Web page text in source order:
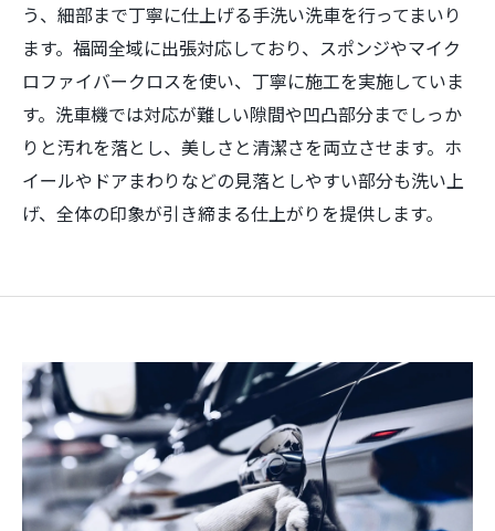
う、細部まで丁寧に仕上げる手洗い洗車を行ってまいり
ます。福岡全域に出張対応しており、スポンジやマイク
ロファイバークロスを使い、丁寧に施工を実施していま
す。洗車機では対応が難しい隙間や凹凸部分までしっか
りと汚れを落とし、美しさと清潔さを両立させます。ホ
イールやドアまわりなどの見落としやすい部分も洗い上
げ、全体の印象が引き締まる仕上がりを提供します。